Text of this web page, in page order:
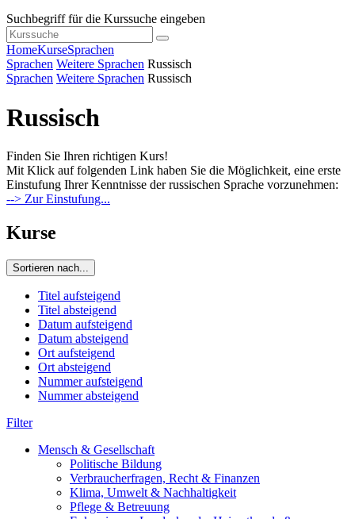
Suchbegriff für die Kurssuche eingeben
HomeKurseSprachen
Sprachen Weitere Sprachen Russisch
Sprachen Weitere Sprachen Russisch
Russisch
Finden Sie Ihren richtigen Kurs!
Mit Klick auf folgenden Link haben Sie die Möglichkeit, eine erste
Einstufung Ihrer Kenntnisse der russischen Sprache vorzunehmen:
--> Zur Einstufung...
Kurse
Sortieren nach...
Titel aufsteigend
Titel absteigend
Datum aufsteigend
Datum absteigend
Ort aufsteigend
Ort absteigend
Nummer aufsteigend
Nummer absteigend
Filter
Mensch & Gesellschaft
Politische Bildung
Verbraucherfragen, Recht & Finanzen
Klima, Umwelt & Nachhaltigkeit
Pflege & Betreuung